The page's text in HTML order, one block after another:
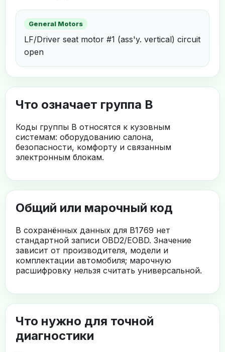
General Motors
LF/Driver seat motor #1 (ass'y. vertical) circuit
open
Что означает группа B
Коды группы B относятся к кузовным
системам: оборудованию салона,
безопасности, комфорту и связанным
электронным блокам.
Общий или марочный код
В сохранённых данных для B1769 нет
стандартной записи OBD2/EOBD. Значение
зависит от производителя, модели и
комплектации автомобиля; марочную
расшифровку нельзя считать универсальной.
Что нужно для точной
диагностики